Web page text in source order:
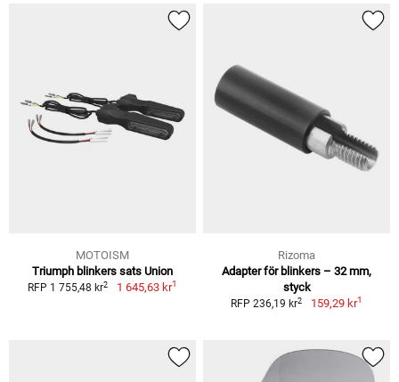
MOTOISM
Triumph blinkers sats Union
RFP 1 755,48 kr2 1 645,63 kr1
Rizoma
Adapter för blinkers – 32 mm,
styck
RFP 236,19 kr2 159,29 kr1